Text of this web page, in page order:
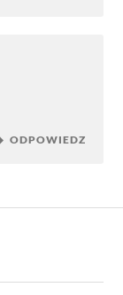
ODPOWIEDZ